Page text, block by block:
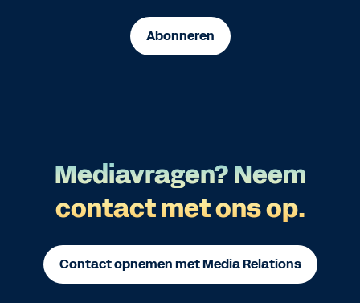
Abonneren
Mediavragen? Neem
contact met ons op.
Contact opnemen met Media Relations